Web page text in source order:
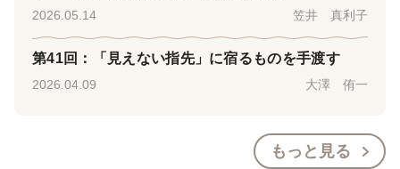
2026.05.14 笠井 真利子
第41回：「見えない指先」に宿るものを手渡す
2026.04.09 大澤 侑一
もっと見る